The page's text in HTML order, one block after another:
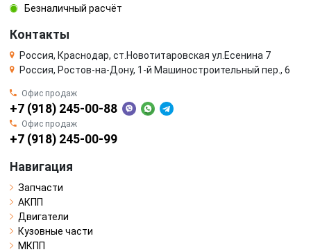
Безналичный расчёт
Контакты
Россия, Краснодар, ст.Новотитаровская ул.Есенина 7
Россия, Ростов-на-Дону, 1-й Машиностроительный пер., 6
Офис продаж
+7 (918) 245-00-88
Офис продаж
+7 (918) 245-00-99
Навигация
Запчасти
АКПП
Двигатели
Кузовные части
МКПП